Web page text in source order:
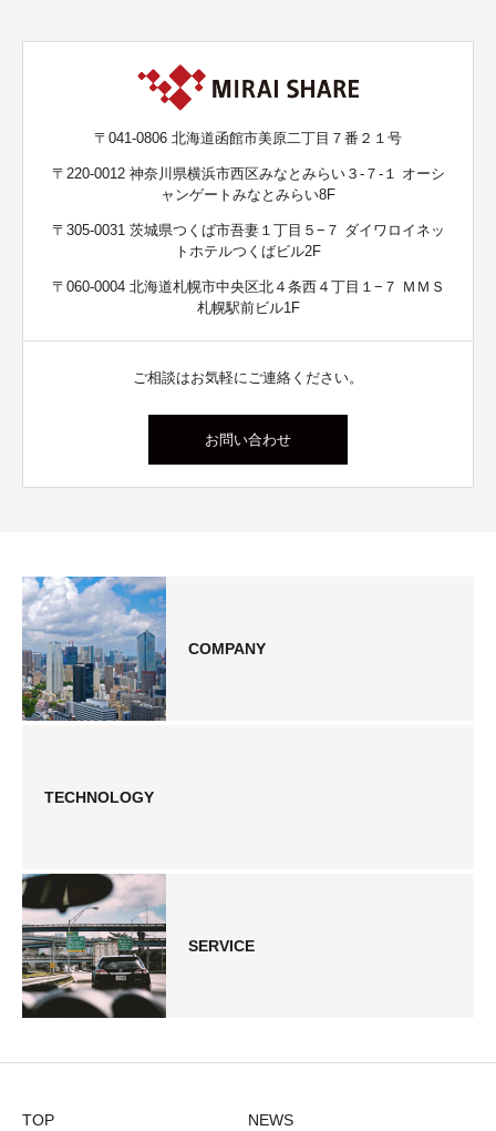
〒041-0806 北海道函館市美原二丁目７番２１号
〒220-0012 神奈川県横浜市西区みなとみらい３-７-１ オーシ
ャンゲートみなとみらい8F
〒305-0031 茨城県つくば市吾妻１丁目５−７ ダイワロイネッ
トホテルつくばビル2F
〒060-0004 北海道札幌市中央区北４条西４丁目１−７ ＭＭＳ
札幌駅前ビル1F
ご相談はお気軽にご連絡ください。
お問い合わせ
COMPANY
TECHNOLOGY
SERVICE
TOP NEWS